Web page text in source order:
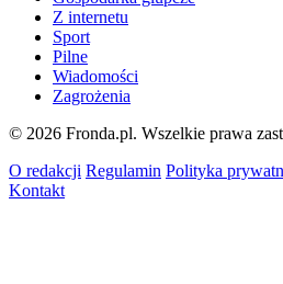
Z internetu
Sport
Pilne
Wiadomości
Zagrożenia
© 2026 Fronda.pl. Wszelkie prawa
O redakcji Regulamin Polityka
Kontakt